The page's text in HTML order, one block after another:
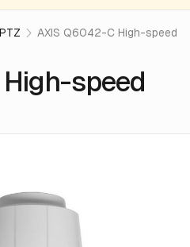
PTZ AXIS Q6042-C High-speed
speed